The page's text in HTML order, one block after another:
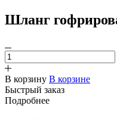
Шланг
В корзину В корзине
Быстрый заказ
Подробнее